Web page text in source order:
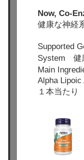
Now, Co-
健康な神経
Supported
System 健
Main
Alpha
１本当た